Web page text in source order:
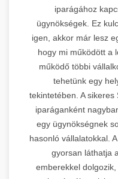
iparágához
ügynökségek. Ez
igen, akkor már lesz
hogy mi működött a
működő többi
tehetünk egy
tekintetében. A
iparáganként
egy ügynökségnek
hasonló vállalatokkal.
gyorsan láthatja
emberekkel